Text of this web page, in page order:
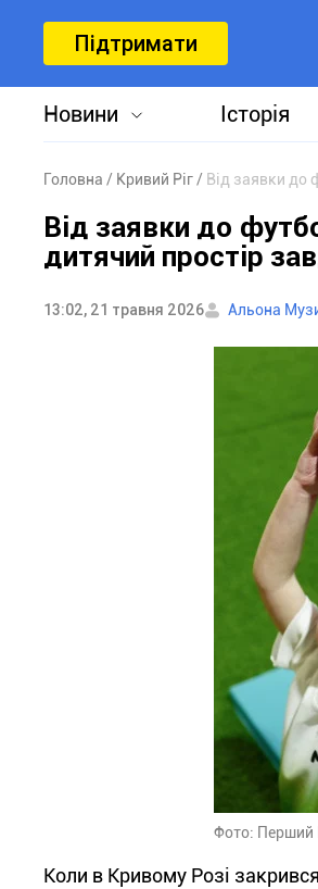
Підтримати
Новини Історія
Головна Кривий Ріг Від заявки до
Від заявки до
дитячий простір
13:02, 21 травня 2026 Альона
Фото: Перший
Коли в Кривому Розі